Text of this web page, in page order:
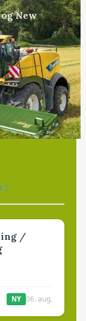
New
/
NY 06. aug.